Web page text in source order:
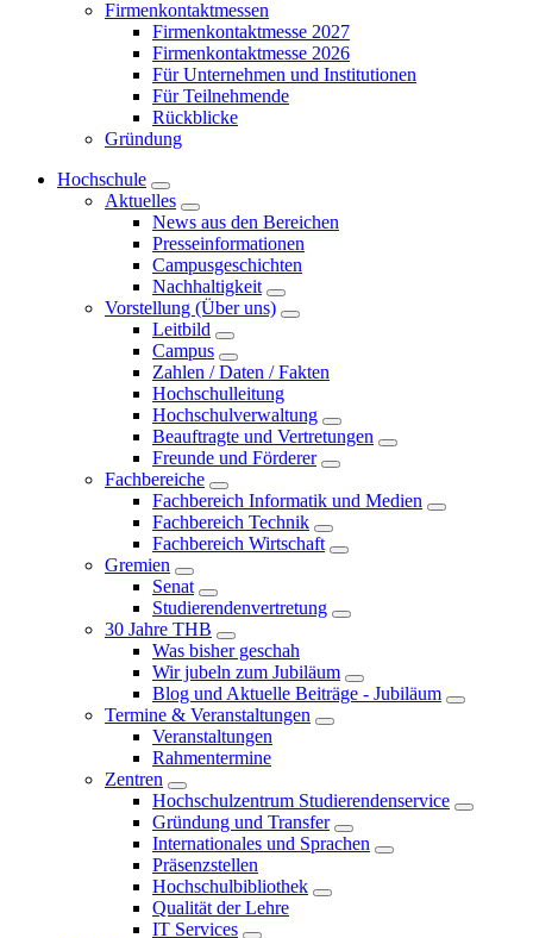
Firmenkontaktmessen
Firmenkontaktmesse 2027
Firmenkontaktmesse 2026
Für Unternehmen und Institutionen
Für Teilnehmende
Rückblicke
Gründung
Hochschule
Aktuelles
News aus den Bereichen
Presseinformationen
Campusgeschichten
Nachhaltigkeit
Vorstellung (Über uns)
Leitbild
Campus
Zahlen / Daten / Fakten
Hochschulleitung
Hochschulverwaltung
Beauftragte und Vertretungen
Freunde und Förderer
Fachbereiche
Fachbereich Informatik und Medien
Fachbereich Technik
Fachbereich Wirtschaft
Gremien
Senat
Studierendenvertretung
30 Jahre THB
Was bisher geschah
Wir jubeln zum Jubiläum
Blog und Aktuelle Beiträge - Jubiläum
Termine & Veranstaltungen
Veranstaltungen
Rahmentermine
Zentren
Hochschulzentrum Studierendenservice
Gründung und Transfer
Internationales und Sprachen
Präsenzstellen
Hochschulbibliothek
Qualität der Lehre
IT Services